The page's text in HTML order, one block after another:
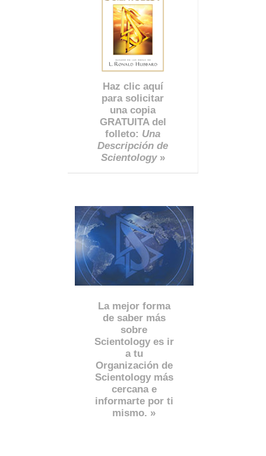
Haz clic aquí
para solicitar
una copia
GRATUITA del
folleto: Una
Descripción de
Scientology»
La mejor forma
de saber más
sobre
Scientology es ir
a tu
Organización de
Scientology más
cercana e
informarte por ti
mismo. »